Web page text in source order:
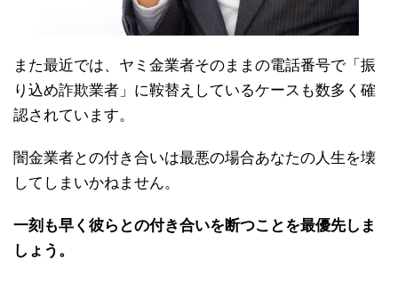
また最近では、ヤミ金業者そのままの電話番号で「振
り込め詐欺業者」に鞍替えしているケースも数多く確
認されています。
闇金業者との付き合いは最悪の場合あなたの人生を壊
してしまいかねません。
一刻も早く彼らとの付き合いを断つことを最優先しま
しょう。